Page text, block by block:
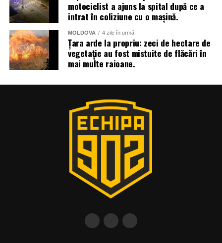
motociclist a ajuns la spital după ce a
intrat în coliziune cu o mașină.
MOLDOVA 4 zile în urmă
Țara arde la propriu: zeci de hectare de
vegetație au fost mistuite de flăcări în
mai multe raioane.